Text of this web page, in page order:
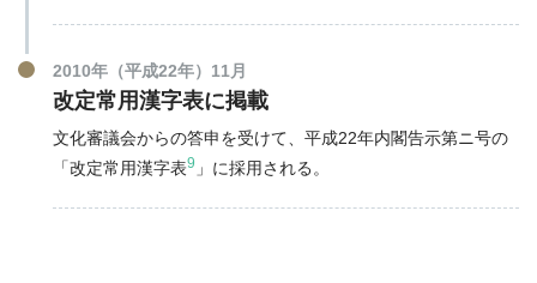
2010年（平成22年）11月
改定常用漢字表に掲載
文化審議会からの答申を受けて、平成22年内閣告示第ニ号の
「改定常用漢字表9 」に採用される。